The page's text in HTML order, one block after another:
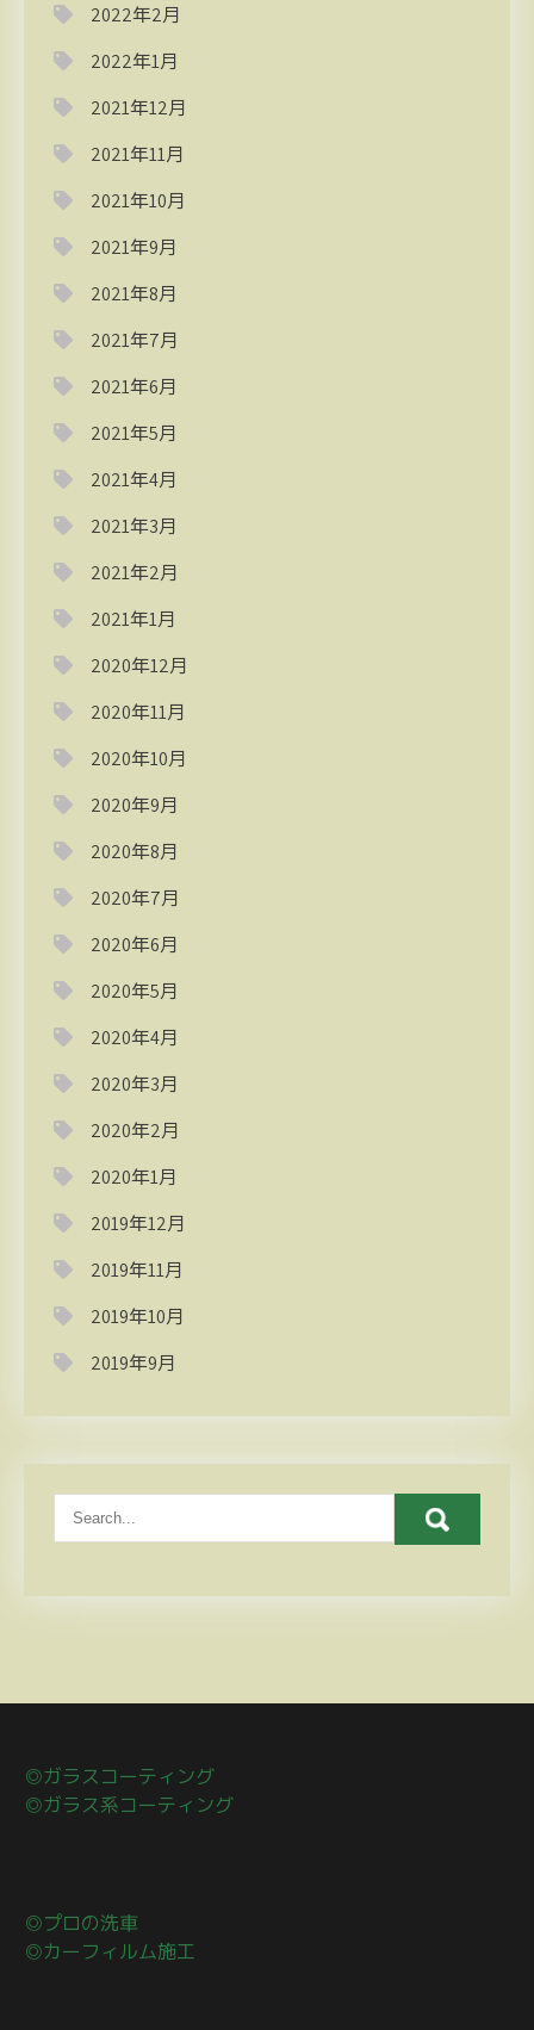
2022年2月
2022年1月
2021年12月
2021年11月
2021年10月
2021年9月
2021年8月
2021年7月
2021年6月
2021年5月
2021年4月
2021年3月
2021年2月
2021年1月
2020年12月
2020年11月
2020年10月
2020年9月
2020年8月
2020年7月
2020年6月
2020年5月
2020年4月
2020年3月
2020年2月
2020年1月
2019年12月
2019年11月
2019年10月
2019年9月
◎ガラスコーティング
◎ガラス系コーティング
◎プロの洗車
◎カーフィルム施工